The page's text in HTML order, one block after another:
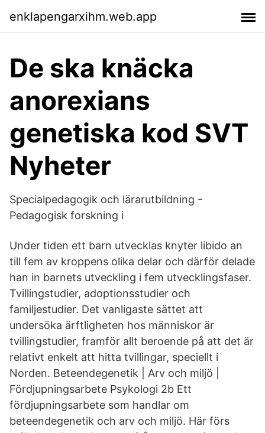
enklapengarxihm.web.app
De ska knäcka
anorexians
genetiska kod SVT
Nyheter
Specialpedagogik och lärarutbildning -
Pedagogisk forskning i
Under tiden ett barn utvecklas knyter libido an
till fem av kroppens olika delar och därför delade
han in barnets utveckling i fem utvecklingsfaser.
Tvillingstudier, adoptionsstudier och
familjestudier. Det vanligaste sättet att
undersöka ärftligheten hos människor är
tvillingstudier, framför allt beroende på att det är
relativt enkelt att hitta tvillingar, speciellt i
Norden. Beteendegenetik | Arv och miljö |
Fördjupningsarbete Psykologi 2b Ett
fördjupningsarbete som handlar om
beteendegenetik och arv och miljö. Här förs